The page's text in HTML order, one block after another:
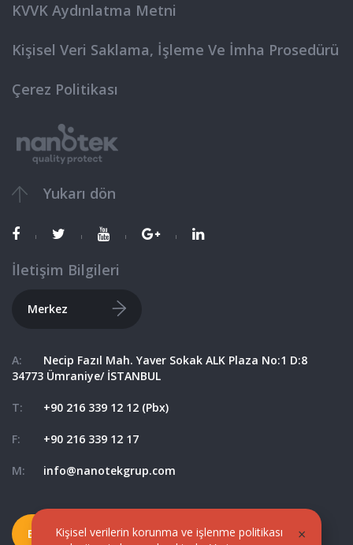
KVVK Aydınlatma Metni
Kişisel Veri Saklama, İşleme Ve İmha Prosedürü
Çerez Politikası
Yukarı dön
İletişim Bilgileri
Merkez
A:
Necip Fazıl Mah. Yaver Sokak ALK Plaza No:1 D:8
34773 Ümraniye/ İSTANBUL
T: +90 216 339 12 12 (Pbx)
F: +90 216 339 12 17
M: info@nanotekgrup.com
Bize Ulaşın Haritada gör
Kişisel verilerin korunma ve işlenme politikası
×